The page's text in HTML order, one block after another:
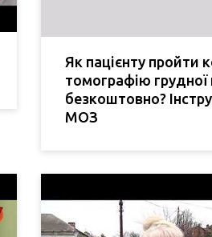
Як пацієнту пройти
томографію грудної
безкоштовно?
МОЗ